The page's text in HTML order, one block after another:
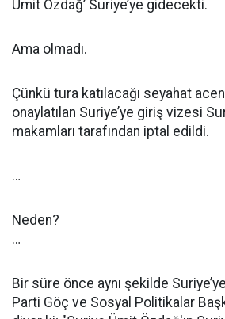
Ümit Özdağ’ Suriye’ye gidecekti.
Ama olmadı.
Çünkü tura katılacağı seyahat
onaylatılan Suriye’ye giriş vizesi
makamları tarafından iptal edildi.
…
Neden?
…
Bir süre önce aynı şekilde
Parti Göç ve Sosyal Politikalar